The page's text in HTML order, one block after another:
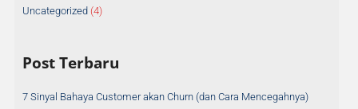
Uncategorized (4)
Post Terbaru
7 Sinyal Bahaya Customer akan Churn (dan Cara Mencegahnya)